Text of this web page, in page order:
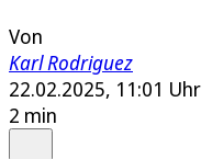
Von
Karl Rodriguez
22.02.2025, 11:01 Uhr
2 min